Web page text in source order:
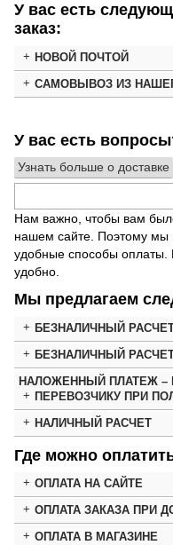
У вас есть
заказ:
НОВОЙ ПОЧТОЙ
САМОВЫВОЗ ИЗ
У вас есть
Узнать больше о доставке
Нам важно, чтобы вам
нашем сайте. Поэтому мы
удобные способы оплаты.
удобно.
Мы предлагаем
БЕЗНАЛИЧНЫЙ
БЕЗНАЛИЧНЫЙ
НАЛОЖЕННЫЙ ПЛАТЕЖ –
ПЕРЕВОЗЧИКУ ПРИ
НАЛИЧНЫЙ РАСЧЕТ
Где можно
ОПЛАТА НА САЙТЕ
ОПЛАТА ЗАКАЗА ПРИ
ОПЛАТА В МАГАЗИНЕ